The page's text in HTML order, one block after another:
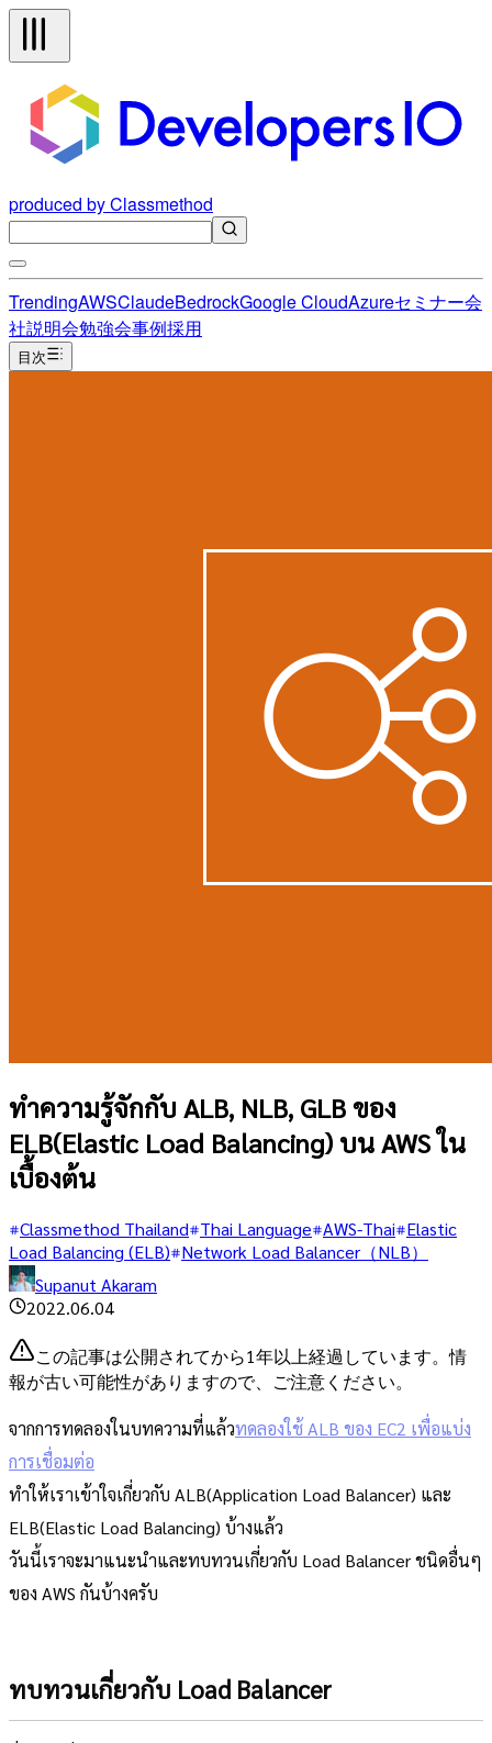
produced by Classmethod
TrendingAWSClaudeBedrockGoogle CloudAzureセミナー会
社説明会勉強会事例採用
目次
ทำความรู้จักกับ ALB, NLB, GLB ของ
ELB(Elastic Load Balancing) บน AWS ใน
เบื้องต้น
Classmethod Thailand Thai Language AWS-Thai Elastic
Load Balancing (ELB) Network Load Balancer（NLB）
Supanut Akaram
2022.06.04
この記事は公開されてから1年以上経過しています。情
報が古い可能性がありますので、ご注意ください。
จากการทดลองในบทความที่แล้วทดลองใช้ ALB ของ EC2 เพื่อแบ่ง
การเชื่อมต่อ
ทำให้เราเข้าใจเกี่ยวกับ ALB(Application Load Balancer) และ
ELB(Elastic Load Balancing) บ้างแล้ว
วันนี้เราจะมาแนะนำและทบทวนเกี่ยวกับ Load Balancer ชนิดอื่นๆ
ของ AWS กันบ้างครับ
ทบทวนเกี่ยวกับ Load Balancer